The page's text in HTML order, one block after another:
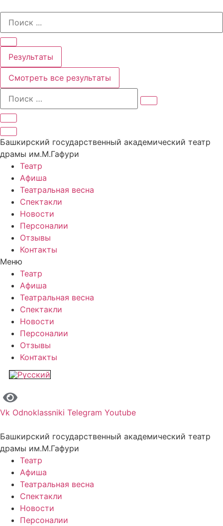
содержимому
Search
Результаты
Смотреть все результаты
Башкирский государственный академический театр
драмы им.М.Гафури
Театр
Афиша
Театральная весна
Спектакли
Новости
Персоналии
Отзывы
Контакты
Меню
Театр
Афиша
Театральная весна
Спектакли
Новости
Персоналии
Отзывы
Контакты
Vk Odnoklassniki Telegram Youtube
Башкирский государственный академический театр
драмы им.М.Гафури
Театр
Афиша
Театральная весна
Спектакли
Новости
Персоналии